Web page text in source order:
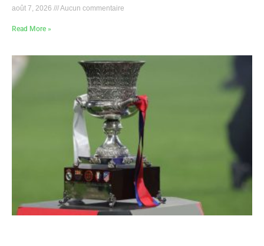
août 7, 2026 Aucun commentaire
Read More »